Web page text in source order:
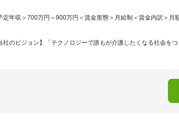
定年収＞700万円～900万円＜賃金形態＞月給制＜賃金内訳＞
社のビジョン】「テクノロジーで誰もが介護したくなる社会を